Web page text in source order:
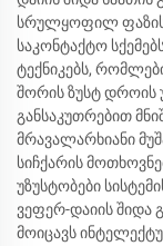
სრულყოფილ ფაზის
საკონტაქტო
ტექნიკებს,
შორის ზუსტ დროის
განსაკუთრებით
მრავალარხიანი
სიჩქარის
უზუსტობები
ვეფერ-დაიის შიდა
მოიცავს